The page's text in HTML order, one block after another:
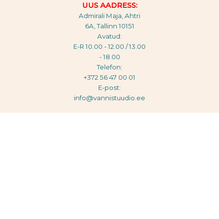
UUS AADRESS:
Admirali Maja, Ahtri
6A, Tallinn 10151
Avatud:
E-R 10.00 - 12.00 / 13.00
- 18.00
Telefon:
+372 56 47 00 01
E-post:
info@vannistuudio.ee